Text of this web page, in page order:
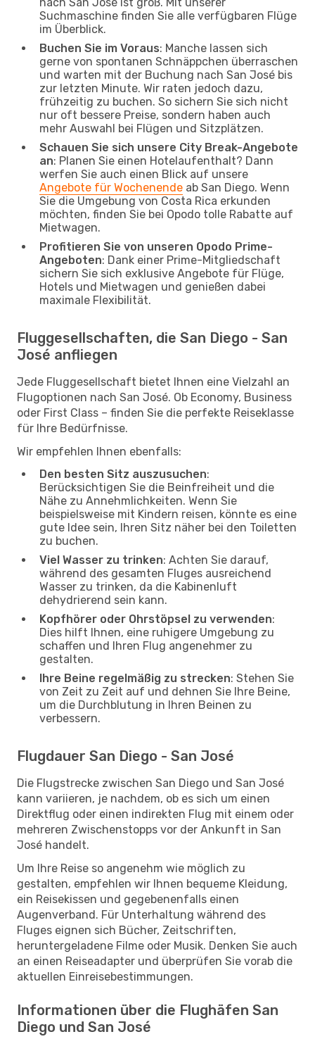
Suchmaschine finden Sie alle verfügbaren Flüge
im Überblick.
Buchen Sie im Voraus: Manche lassen sich
gerne von spontanen Schnäppchen überraschen
und warten mit der Buchung nach San José bis
zur letzten Minute. Wir raten jedoch dazu,
frühzeitig zu buchen. So sichern Sie sich nicht
nur oft bessere Preise, sondern haben auch
mehr Auswahl bei Flügen und Sitzplätzen.
Schauen Sie sich unsere City Break-Angebote
an: Planen Sie einen Hotelaufenthalt? Dann
werfen Sie auch einen Blick auf unsere
Angebote für Wochenende ab San Diego. Wenn
Sie die Umgebung von Costa Rica erkunden
möchten, finden Sie bei Opodo tolle Rabatte auf
Mietwagen.
Profitieren Sie von unseren Opodo Prime-
Angeboten: Dank einer Prime-Mitgliedschaft
sichern Sie sich exklusive Angebote für Flüge,
Hotels und Mietwagen und genießen dabei
maximale Flexibilität.
Fluggesellschaften, die San Diego - San
José anfliegen
Jede Fluggesellschaft bietet Ihnen eine Vielzahl an
Flugoptionen nach San José. Ob Economy, Business
oder First Class – finden Sie die perfekte Reiseklasse
für Ihre Bedürfnisse.
Wir empfehlen Ihnen ebenfalls:
Den besten Sitz auszusuchen:
Berücksichtigen Sie die Beinfreiheit und die
Nähe zu Annehmlichkeiten. Wenn Sie
beispielsweise mit Kindern reisen, könnte es eine
gute Idee sein, Ihren Sitz näher bei den Toiletten
zu buchen.
Viel Wasser zu trinken: Achten Sie darauf,
während des gesamten Fluges ausreichend
Wasser zu trinken, da die Kabinenluft
dehydrierend sein kann.
Kopfhörer oder Ohrstöpsel zu verwenden:
Dies hilft Ihnen, eine ruhigere Umgebung zu
schaffen und Ihren Flug angenehmer zu
gestalten.
Ihre Beine regelmäßig zu strecken: Stehen Sie
von Zeit zu Zeit auf und dehnen Sie Ihre Beine,
um die Durchblutung in Ihren Beinen zu
verbessern.
Flugdauer San Diego - San José
Die Flugstrecke zwischen San Diego und San José
kann variieren, je nachdem, ob es sich um einen
Direktflug oder einen indirekten Flug mit einem oder
mehreren Zwischenstopps vor der Ankunft in San
José handelt.
Um Ihre Reise so angenehm wie möglich zu
gestalten, empfehlen wir Ihnen bequeme Kleidung,
ein Reisekissen und gegebenenfalls einen
Augenverband. Für Unterhaltung während des
Fluges eignen sich Bücher, Zeitschriften,
heruntergeladene Filme oder Musik. Denken Sie auch
an einen Reiseadapter und überprüfen Sie vorab die
aktuellen Einreisebestimmungen.
Informationen über die Flughäfen San
Diego und San José